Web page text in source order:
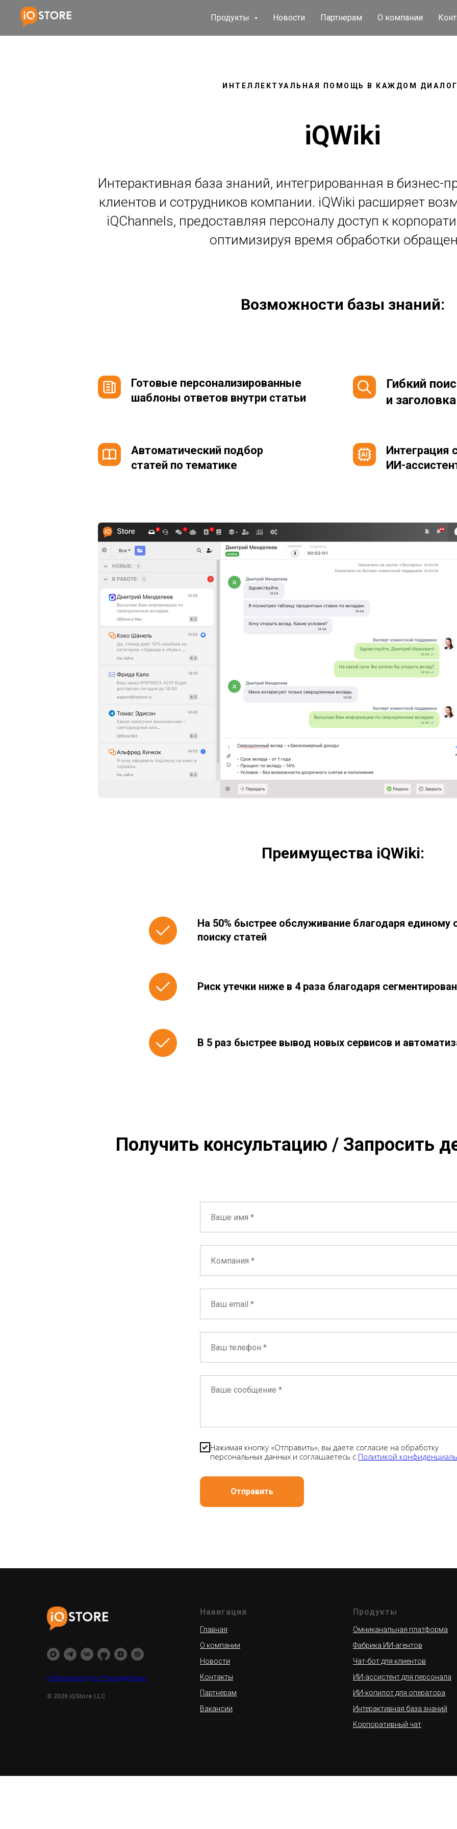
Продукты Новости Партнерам О компании
ИНТЕЛЛЕКТУАЛЬНАЯ ПОМОЩЬ В КАЖДОМ
iQWiki
Интерактивная база знаний, интегрированная в бизнес-
клиентов и сотрудников компании. iQWiki расширяет
iQChannels, предоставляя персоналу доступ к
оптимизируя время обработки
Возможности базы знаний:
Готовые персонализированные
шаблоны ответов внутри статьи
Гибкий
и
Автоматический подбор
статей по тематике
Интеграция
ИИ-
Преимущества iQWiki:
На 50% быстрее обслуживание благодаря единому
поиску статей
Риск утечки ниже в 4 раза благодаря
В 5 раз быстрее вывод новых сервисов и
Получить консультацию /Запросить
Нажимая кнопку «Отправить», вы даете согласие на обработку
персональных данных и соглашаетесь с Политикой
Отправить
Информация для ИТ-аккредитации
© 2026 iQStore LLC
Навигация
Главная
О компании
Новости
Контакты
Партнерам
Вакансии
Продукты
Омниканальная платформа
Фабрика ИИ-агентов
Чат-бот для клиентов
ИИ-ассистент для персонала
ИИ-копилот для оператора
Интерактивная база знаний
Корпоративный чат